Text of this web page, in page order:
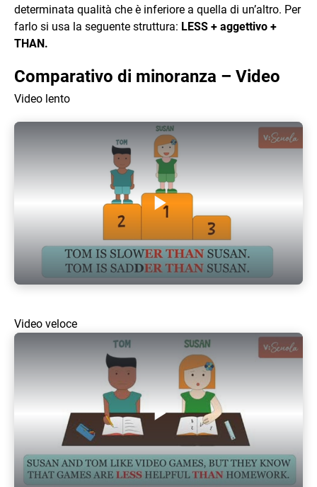
determinata qualità che è inferiore a quella di un’altro. Per
farlo si usa la seguente struttura: LESS + aggettivo +
THAN.
Comparativo di minoranza – Video
Video lento
Play Video
Video veloce
Play Video